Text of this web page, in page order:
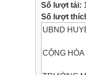
Số lượt tải:
Số lượt
UBND
CỘNG